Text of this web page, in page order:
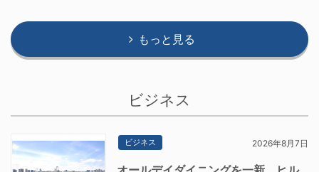
もっと見る
ビジネス
ビジネス 2026年8月7日